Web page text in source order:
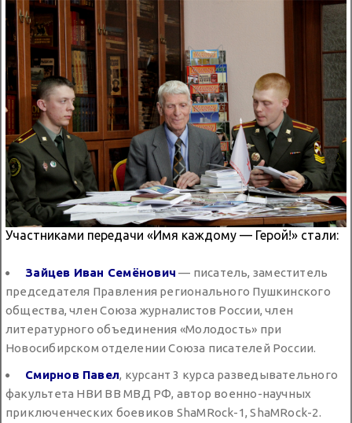
Участниками передачи «Имя каждому — Герой!» стали:
Зайцев Иван Семёнович — писатель, заместитель
председателя Правления регионального Пушкинского
общества, член Союза журналистов России, член
литературного объединения «Молодость» при
Новосибирском отделении Союза писателей России.
Смирнов Павел, курсант 3 курса разведывательного
факультета НВИ ВВ МВД РФ, автор военно-научных
приключенческих боевиков ShaMRock-1, ShaMRock-2.